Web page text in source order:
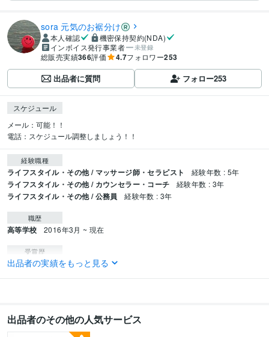
sora 元気のお裾分け
本人確認
機密保持契約(NDA)
インボイス発行事業者
未登録
総販売実績366評価 4.7フォロワー253
出品者に質問 フォロー253
スケジュール
メール：可能！！
電話：スケジュール調整しましょう！！
経験職種
ライフスタイル・その他 / マッサージ師・セラピスト 経験年数 : 5年
ライフスタイル・その他 / カウンセラー・コーチ 経験年数 : 3年
ライフスタイル・その他 / 公務員 経験年数 : 3年
職歴
高等学校 2016年3月 ~ 現在
受賞歴
高校野球　正しいフィジカルとレーニグ法
PFT公認 取得年 : 2017年
出品者の実績をもっと見る
出品者のその他の人気サービス